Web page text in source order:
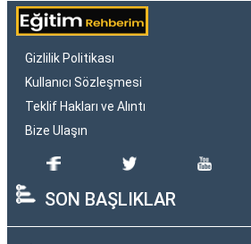
Gizlilik Politikası
Kullanıcı Sözleşmesi
Teklif Hakları ve Alıntı
Bize Ulaşın
SON BAŞLIKLAR